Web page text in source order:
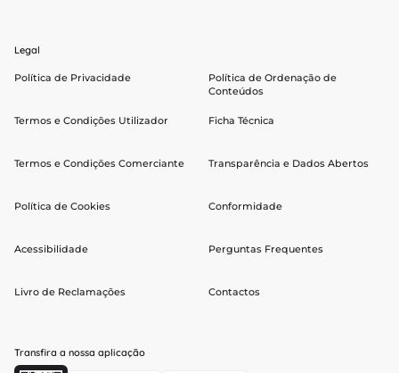
Legal
Política de Privacidade
Termos e Condições Utilizador
Termos e Condições Comerciante
Política de Cookies
Acessibilidade
Livro de Reclamações
Política de Ordenação de
Conteúdos
Ficha Técnica
Transparência e Dados Abertos
Conformidade
Perguntas Frequentes
Contactos
Transfira a nossa aplicação